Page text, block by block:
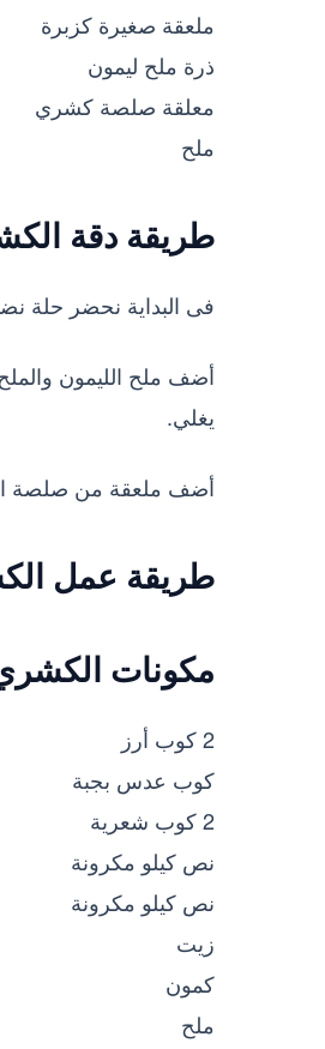
ملعقة صغيرة كزبرة
ذرة ملح ليمون
معلقة صلصة كشري
ملح
طريقة دقة
فى البداية نحضر حلة
أضف ملح الليمون
يغلي.
أضف ملعقة من صلصة
طريقة عمل
مكونات
2 كوب أرز
كوب عدس بجبة
2 كوب شعرية
نص كيلو مكرونة
نص كيلو مكرونة
زيت
كمون
ملح